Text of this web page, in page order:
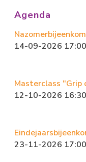
b
o
ok
d
o
Agenda
14-09-2026
Masterclass "Grip
12-10-2026
23-11-2026